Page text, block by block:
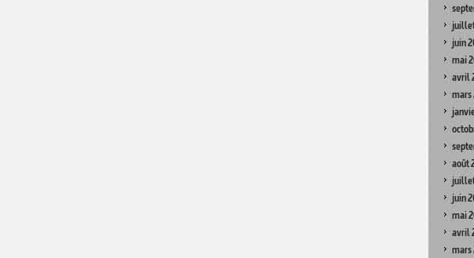
juin
mai
avril
mars
août
juin
mai
avril
mars